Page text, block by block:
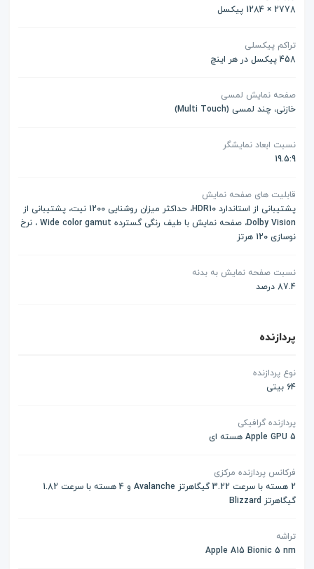
2778 × 1284 پیکسل
تراکم پیکسلی
458 پیکسل در هر اینچ
صفحه نمایش لمسی
خازنی، چند لمسی (Multi Touch)
نسبت ابعاد نمایشگر
19.5:9
قابلیت های صفحه نمایش
پشتیبانی از استاندارد HDR10، حداکثر میزان روشنایی 1200 نیت، پشتیبانی از
Dolby Vision، صفحه ‌نمایش با طیف رنگی گسترده Wide color gamut ، نرخ
نوسازی 120 هرتز
نسبت صفحه نمایش به بدنه
87.4 درصد
پردازنده
نوع پردازنده
64 بیتی
پردازنده گرافیکی
Apple GPU 5 هسته ای
فرکانس پردازنده مرکزی
2 هسته با سرعت 3.22 گیگاهرتز Avalanche و 4 هسته با سرعت 1.82
گیگاهرتز Blizzard
تراشه
Apple A15 Bionic 5 nm